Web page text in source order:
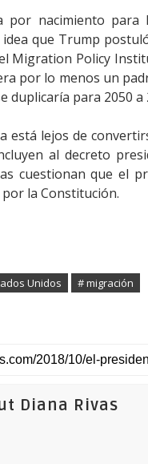
por nacimiento
que Trump
Migration Policy
por lo menos un
duplicaría para 2050 a
está lejos de
al decreto
cuestionan que el
la Constitución.
Unidos # migración
Diana Rivas